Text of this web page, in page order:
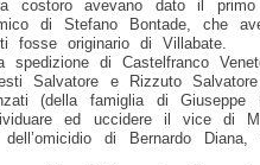
costoro avevano dato il primo
di Stefano Bontade, che
fosse originario di Villabate.
di Castelfranco
Salvatore e Rizzuto
(della famiglia di
ed uccidere il vice di
di Bernardo